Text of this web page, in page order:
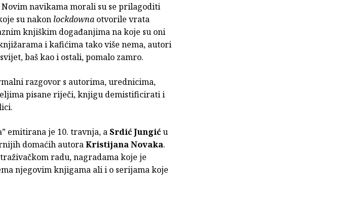
navikama morali su se prilagoditi
su nakon lockdowna otvorile vrata
knjiškim događanjima na koje su oni
i kafićima tako više nema, autori
baš kao i ostali, pomalo zamro.
razgovor s autorima, urednicima,
pisane riječi, knjigu demistificirati i
emitirana je 10. travnja, aSrdić Jungiću
domaćih autoraKristijana Novaka.
radu, nagradama koje je
njegovim knjigama ali i o serijama koje